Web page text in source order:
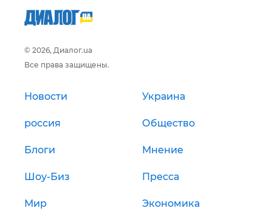
© 2026, Диалог.ua
Все права защищены.
Новости Украина
россия Общество
Блоги Мнение
Шоу-Биз Пресса
Мир Экономика